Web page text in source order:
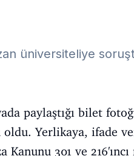
üniversiteliye
paylaştığı bilet
oldu. Yerlikaya, ifade
Kanunu 301 ve